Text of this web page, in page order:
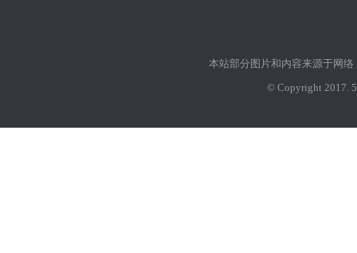
本站部分图片和内容来源于网
© Copyright 2017.